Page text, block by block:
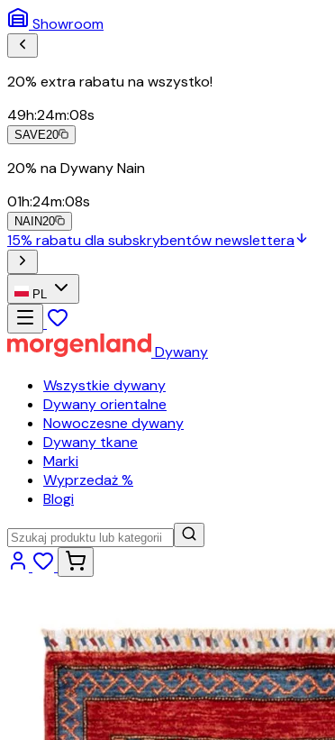
Showroom
20% extra rabatu na wszystko!
49h:24m:06s
SAVE20
20% na Dywany Nain
01h:24m:06s
NAIN20
15% rabatu dla subskrybentów newslettera
PL
Dywany
Wszystkie dywany
Dywany orientalne
Nowoczesne dywany
Dywany tkane
Marki
Wyprzedaż %
Blogi